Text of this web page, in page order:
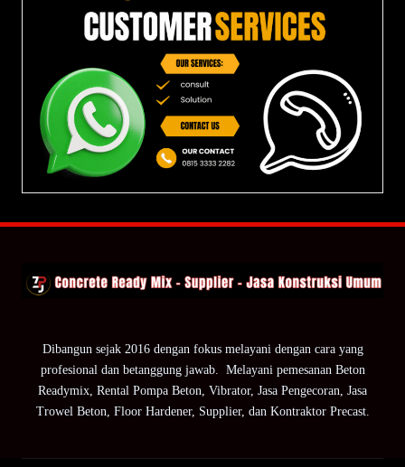
Dibangun sejak 2016 dengan fokus melayani dengan cara yang
profesional dan betanggung jawab. Melayani pemesanan Beton
Readymix, Rental Pompa Beton, Vibrator, Jasa Pengecoran, Jasa
Trowel Beton, Floor Hardener, Supplier, dan Kontraktor Precast.